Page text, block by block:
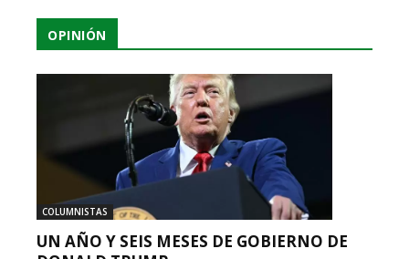
OPINIÓN
COLUMNISTAS
UN AÑO Y SEIS MESES DE GOBIERNO DE